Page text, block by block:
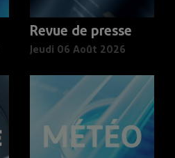
Revue de presse
Jeudi 06 Août 2026